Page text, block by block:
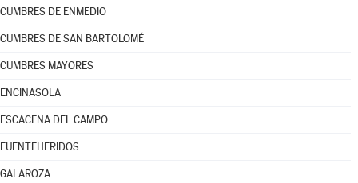
CUMBRES DE ENMEDIO
CUMBRES DE SAN BARTOLOMÉ
CUMBRES MAYORES
ENCINASOLA
ESCACENA DEL CAMPO
FUENTEHERIDOS
GALAROZA